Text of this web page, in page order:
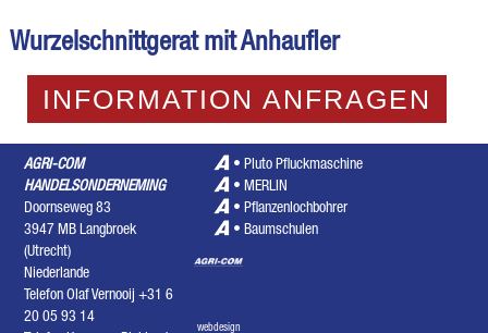
Wurzelschnittgerat mit Anhaufler
INFORMATION ANFRAGEN
AGRI-COM
HANDELSONDERNEMING
Doornseweg 83
3947 MB Langbroek
(Utrecht)
Niederlande
Telefon Olaf Vernooij +31 6
20 05 93 14
•Pluto Pfluckmaschine
•MERLIN
•Pflanzenlochbohrer
•Baumschulen
webdesign